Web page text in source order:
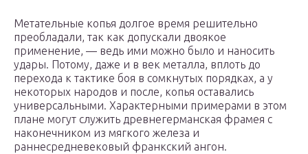
Метательные копья долгое время решительно
преобладали, так как допускали двоякое
применение, — ведь ими можно было и наносить
удары. Потому, даже и в век металла, вплоть до
перехода к тактике боя в сомкнутых порядках, а у
некоторых народов и после, копья оставались
универсальными. Характерными примерами в этом
плане могут служить древнегерманская фрамея с
наконечником из мягкого железа и
раннесредневековый франкский ангон.